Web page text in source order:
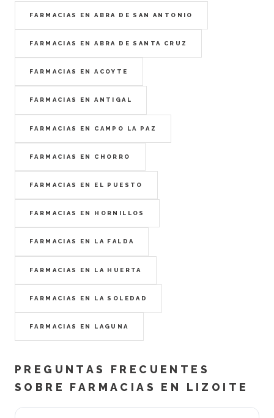
FARMACIAS EN ABRA DE SAN ANTONIO
FARMACIAS EN ABRA DE SANTA CRUZ
FARMACIAS EN ACOYTE
FARMACIAS EN ANTIGAL
FARMACIAS EN CAMPO LA PAZ
FARMACIAS EN CHORRO
FARMACIAS EN EL PUESTO
FARMACIAS EN HORNILLOS
FARMACIAS EN LA FALDA
FARMACIAS EN LA HUERTA
FARMACIAS EN LA SOLEDAD
FARMACIAS EN LAGUNA
PREGUNTAS FRECUENTES
SOBRE FARMACIAS EN LIZOITE